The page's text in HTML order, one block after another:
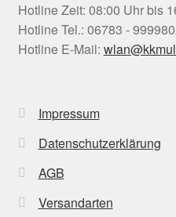
Hotline Zeit: 08:00 Uhr bis
Hotline Tel.: 06783 -
Hotline E-Mail:
Impressum
Datenschutzerklärung
AGB
Versandarten